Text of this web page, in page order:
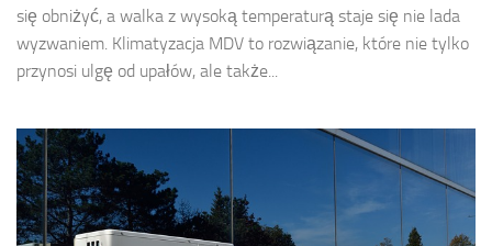
się obniżyć, a walka z wysoką temperaturą staje się nie lada
wyzwaniem. Klimatyzacja MDV to rozwiązanie, które nie tylko
przynosi ulgę od upałów, ale także...